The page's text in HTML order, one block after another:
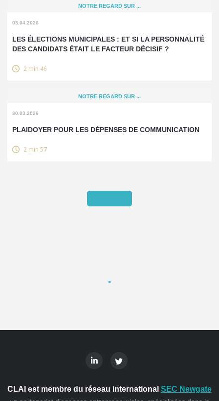
NOTRE REGARD SUR ...
03.04.2026
LES ÉLECTIONS MUNICIPALES : ET SI LA PERSONNALITÉ
DES CANDIDATS ÉTAIT LE FACTEUR DÉCISIF ?
2 min 46
NOTRE REGARD SUR ...
30.03.2026
PLAIDOYER POUR LES DÉPENSES DE COMMUNICATION
2 min 57
CLAI est membre du réseau international SEC Newgate